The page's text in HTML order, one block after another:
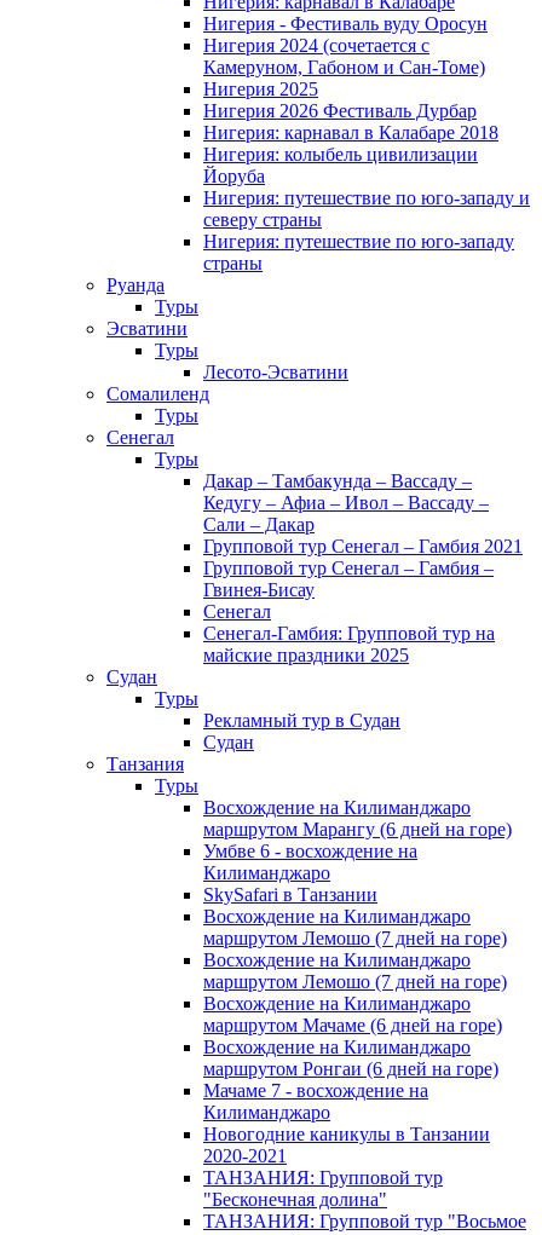
Нигерия - Фестиваль вуду Оросун
Нигерия 2024 (сочетается с
Камеруном, Габоном и Сан-Томе)
Нигерия 2025
Нигерия 2026 Фестиваль Дурбар
Нигерия: карнавал в Калабаре 2018
Нигерия: колыбель цивилизации
Йоруба
Нигерия: путешествие по юго-западу и
северу страны
Нигерия: путешествие по юго-западу
страны
Руанда
Туры
Эсватини
Туры
Лесото-Эсватини
Сомалиленд
Туры
Сенегал
Туры
Дакар – Тамбакунда – Вассаду –
Кедугу – Афиа – Ивол – Вассаду –
Сали – Дакар
Групповой тур Сенегал – Гамбия 2021
Групповой тур Сенегал – Гамбия –
Гвинея-Бисау
Сенегал
Сенегал-Гамбия: Групповой тур на
майские праздники 2025
Судан
Туры
Рекламный тур в Cудан
Cудан
Танзания
Туры
Восхождение на Килиманджаро
маршрутом Марангу (6 дней на горе)
Умбве 6 - восхождение на
Килиманджаро
SkySafari в Танзании
Восхождение на Килиманджаро
маршрутом Лемошо (7 дней на горе)
Восхождение на Килиманджаро
маршрутом Лемошо (7 дней на горе)
Восхождение на Килиманджаро
маршрутом Мачаме (6 дней на горе)
Восхождение на Килиманджаро
маршрутом Ронгаи (6 дней на горе)
Мачаме 7 - восхождение на
Килиманджаро
Новогодние каникулы в Танзании
2020-2021
ТАНЗАНИЯ: Групповой тур
"Бесконечная долина"
ТАНЗАНИЯ: Групповой тур "Восьмое